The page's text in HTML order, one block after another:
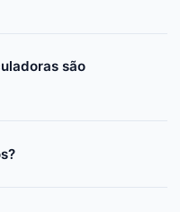
são